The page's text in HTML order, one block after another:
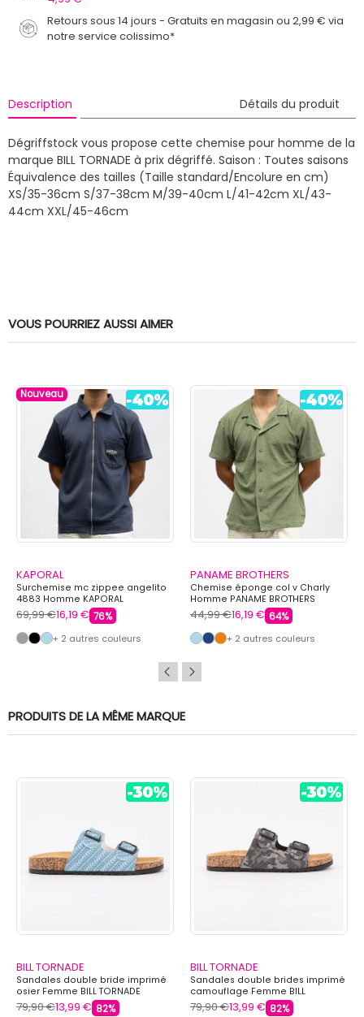
Retours sous 14 jours - Gratuits en magasin ou 2,99 € via
notre service colissimo*
Description Détails du produit
Dégriffstock vous propose cette chemise pour homme de la
marque BILL TORNADE à prix dégriffé. Saison : Toutes saisons
Équivalence des tailles (Taille standard/Encolure en cm)
XS/35-36cm S/37-38cm M/39-40cm L/41-42cm XL/43-
44cm XXL/45-46cm
VOUS POURRIEZ AUSSI AIMER
Nouveau
KAPORAL
Surchemise mc zippee angelito
4883 Homme KAPORAL
69,99 €16,19 € 76%
+ 2 autres couleurs
PANAME BROTHERS
Chemise éponge col v Charly
Homme PANAME BROTHERS
44,99 €16,19 € 64%
+ 2 autres couleurs
PRODUITS DE LA MÊME MARQUE
BILL TORNADE
Sandales double bride imprimé
osier Femme BILL TORNADE
79,90 €13,99 € 82%
BILL TORNADE
Sandales double brides imprimé
camouflage Femme BILL
TORNADE
79,90 €13,99 € 82%